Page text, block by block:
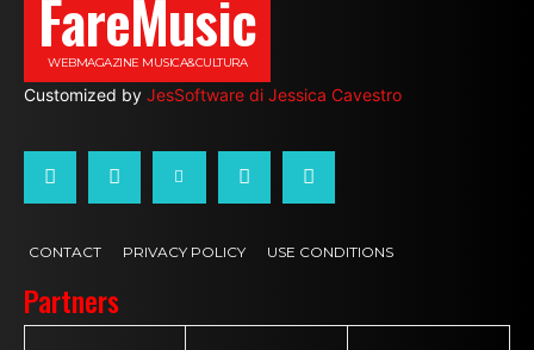
FareMusic
WEBMAGAZINE MUSICA&CULTURA
Customized by JesSoftware di Jessica Cavestro
CONTACT PRIVACY POLICY USE CONDITIONS
Partners